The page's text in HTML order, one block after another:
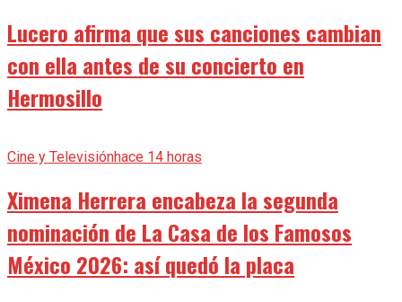
Lucero afirma que sus canciones cambian
con ella antes de su concierto en
Hermosillo
Cine y Televisiónhace 14 horas
Ximena Herrera encabeza la segunda
nominación de La Casa de los Famosos
México 2026: así quedó la placa